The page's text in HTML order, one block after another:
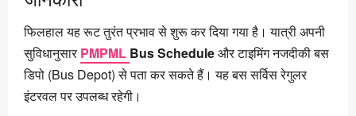
फिलहाल यह रूट तुरंत प्रभाव से शुरू कर दिया गया है। यात्री अपनी
सुविधानुसार PMPML Bus Scheduleऔर टाइमिंग नजदीकी बस
डिपो (Bus Depot) से पता कर सकते हैं। यह बस सर्विस रेगुलर
इंटरवल पर उपलब्ध रहेगी।